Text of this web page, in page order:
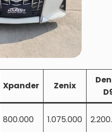
Xpander Zenix
800.000 1.075.000